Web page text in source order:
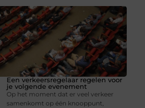
Een verkeersregelaar regelen voor
je volgende evenement
Op het moment dat er veel verkeer
samenkomt op één knooppunt,